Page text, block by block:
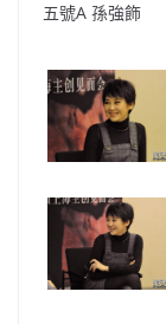
五號A 孫強飾